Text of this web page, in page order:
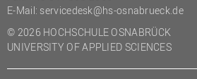
Studium und Lehre
Transfer- und
Innovationsmanagement
E-Mail: servicedesk@hs-osnabrueck.de
© 2026 HOCHSCHULE OSNABRÜCK
UNIVERSITY OF APPLIED SCIENCES